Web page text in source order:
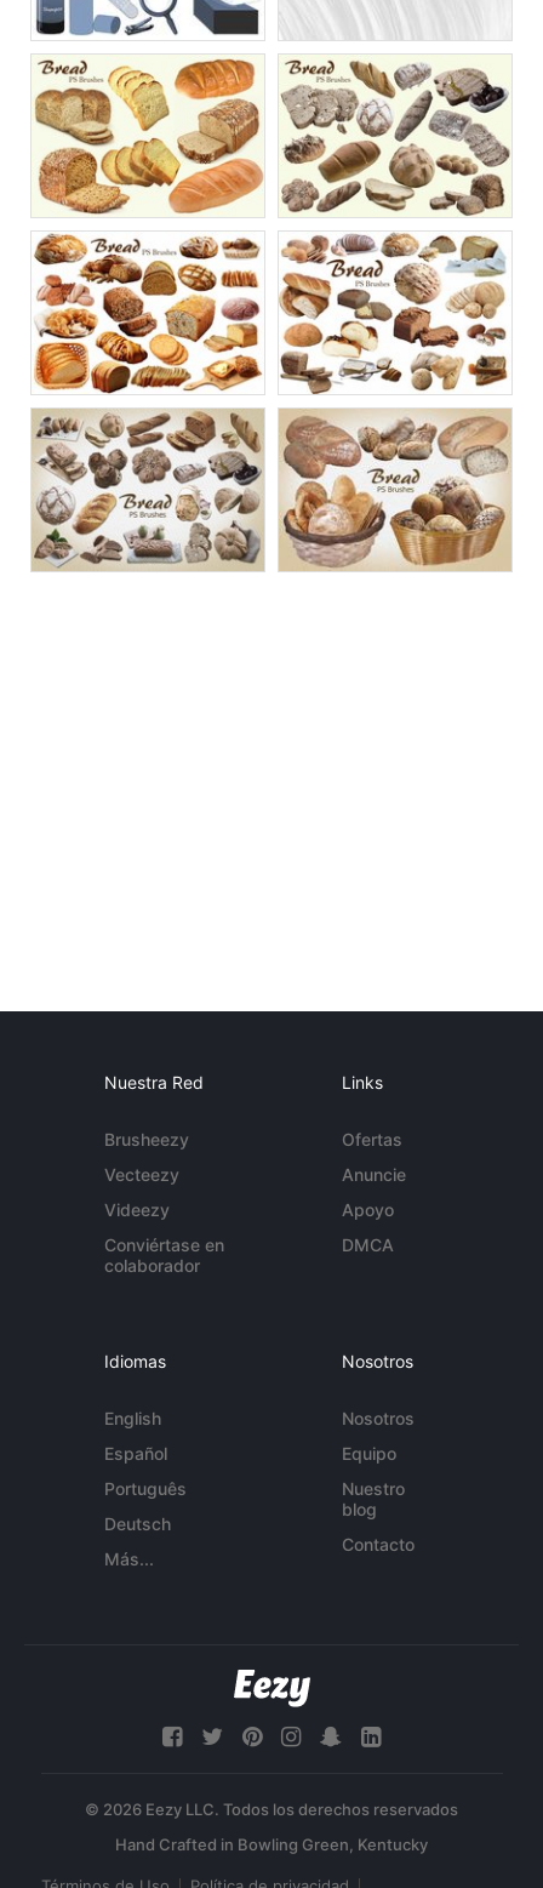
Nuestra Red
Brusheezy
Vecteezy
Videezy
Conviértase en
colaborador
Links
Ofertas
Anuncie
Apoyo
DMCA
Idiomas
English
Español
Português
Deutsch
Más...
Nosotros
Nosotros
Equipo
Nuestro
blog
Contacto
© 2026 Eezy LLC. Todos los derechos reservados